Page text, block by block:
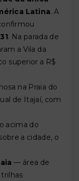
Latina. A
. Na parada de
a Vila da
superior a R$
na Praia do
de Itajaí, com
acima do
a cidade, o
— área de